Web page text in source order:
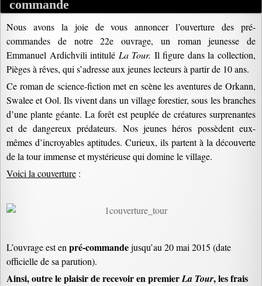
commande
Nous avons la joie de vous annoncer l’ouverture des pré-
commandes de notre 22e ouvrage, un roman jeunesse de
Emmanuel Ardichvili intitulé La Tour. Il figure dans la collection,
Pièges à rêves, qui s’adresse aux jeunes lecteurs à partir de 10 ans.
Ce roman de science-fiction met en scène les aventures de Orkann,
Swalee et Ool. Ils vivent dans un village forestier, sous les branches
d’une plante géante. La forêt est peuplée de créatures surprenantes
et de dangereux prédateurs. Nos jeunes héros possèdent eux-
mêmes d’incroyables aptitudes. Curieux, ils partent à la découverte
de la tour immense et mystérieuse qui domine le village.
Voici la couverture :
L’ouvrage est en pré-commandejusqu’au 20 mai 2015 (date
officielle de sa parution).
Ainsi, outre le plaisir de recevoir en premierLa Tour, les frais